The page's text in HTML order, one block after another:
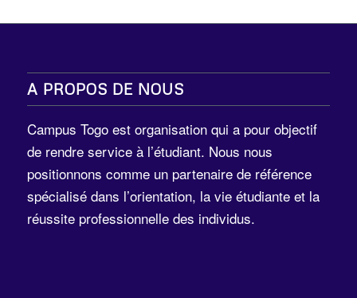
A PROPOS DE NOUS
Campus Togo est organisation qui a pour objectif
de rendre service à l’étudiant. Nous nous
positionnons comme un partenaire de référence
spécialisé dans l’orientation, la vie étudiante et la
réussite professionnelle des individus.